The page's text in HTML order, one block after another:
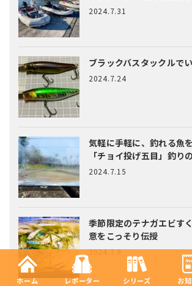
2024.7.31
ブラックバスタックルで
2024.7.24
気軽に手軽に、釣れる魚
「チョイ投げ五目」釣り
2024.7.15
季節限定のテナガエビす
意をこっそり伝授
2024.7.9
ホーム レポーター シリーズ お